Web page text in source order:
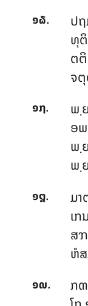
໑໖.
ປ
ທຸ
ຕ
ຈ
໑໗.
ພ຺
ອ
ພ຺
ພ຺
໑໘.
ມ
ເ
ສ
ຫໍ
໑໙.
ກ